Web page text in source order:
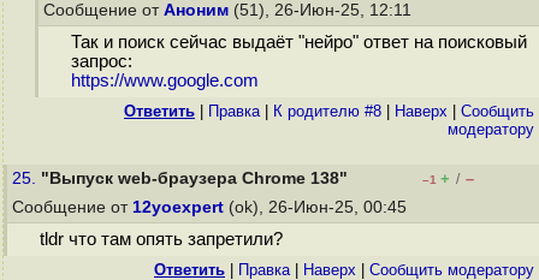
Сообщение от Аноним (51), 26-Июн-25, 12:11
Так и поиск сейчас выдаёт "нейро" ответ на поисковый
запрос:
https://www.google.com
Ответить Правка| К родителю #8 Наверх
Cообщить
модератору
25. "Выпуск web-браузера Chrome 138" –1 + / –
Сообщение от 12yoexpert (ok), 26-Июн-25, 00:45
tldr что там опять запретили?
Ответить Правка| Наверх Cообщить модератору